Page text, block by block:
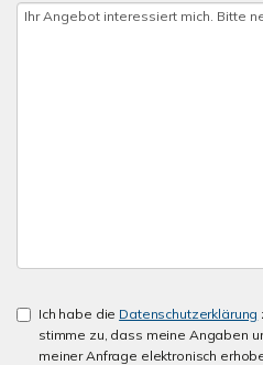
Ich habe die Datenschutzerklärung
stimme zu, dass meine Angaben
meiner Anfrage elektronisch